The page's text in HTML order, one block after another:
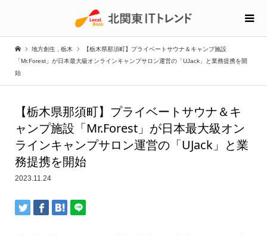
地方創生 栃木
【栃木県那須町】プライベートサウナ＆キャンプ施設
「Mr.Forest」が日本最大級オンラインキャンプサロン運営の「UJack」と業務提携を開
始
【栃木県那須町】プライベートサウナ＆キ
ャンプ施設「Mr.Forest」が日本最大級オン
ラインキャンプサロン運営の「UJack」と業
務提携を開始
2023.11.24